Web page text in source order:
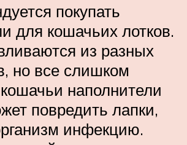
покупать
для кошачьих лотков.
из разных
но все слишком
наполнители
повредить лапки,
инфекцию.